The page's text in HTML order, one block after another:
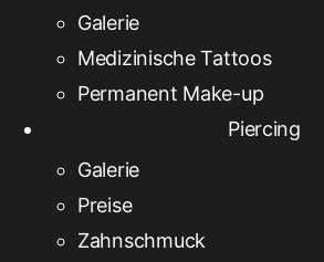
Galerie
Medizinische Tattoos
Permanent Make-up
Piercing
Galerie
Preise
Zahnschmuck